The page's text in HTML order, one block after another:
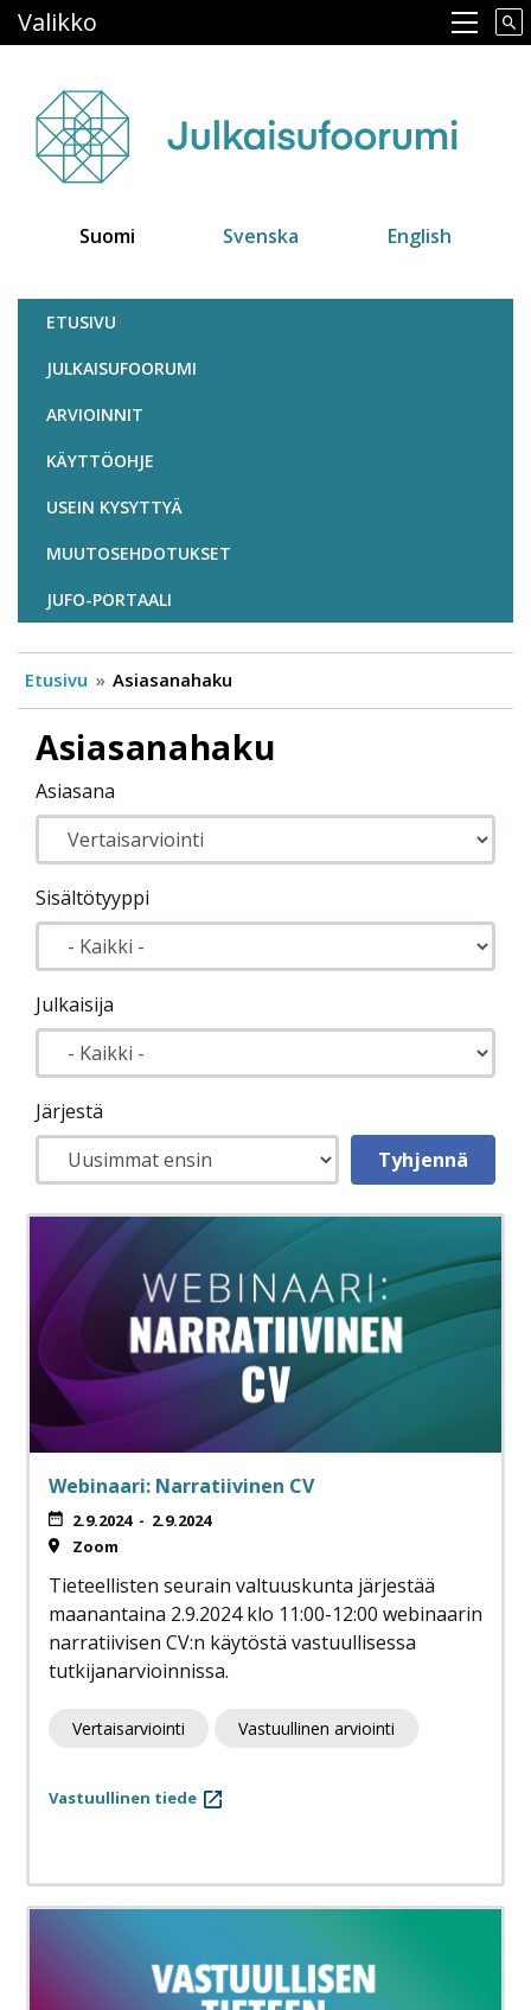
pääsisältöön
Main navigation
Valikko
Suomi Svenska English
Julkaisufoorumi
ETUSIVU
JULKAISUFOORUMI
ARVIOINNIT
KÄYTTÖOHJE
USEIN KYSYTTYÄ
MUUTOSEHDOTUKSET
JUFO-PORTAALI
Etusivu Asiasanahaku
Asiasanahaku
Asiasana
Sisältötyyppi
Julkaisija
Järjestä
Webinaari: Narratiivinen CV
2.9.2024- 2.9.2024
Zoom
Tieteellisten seurain valtuuskunta järjestää
maanantaina 2.9.2024 klo 11:00-12:00 webinaarin
narratiivisen CV:n käytöstä vastuullisessa
tutkijanarvioinnissa.
Vertaisarviointi Vastuullinen arviointi
Vastuullinen tiede